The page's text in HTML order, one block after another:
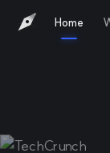
Home